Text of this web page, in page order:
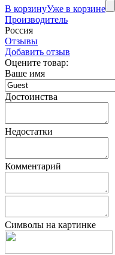
В корзинуУже в корзине
Производитель
Россия
Отзывы
Добавить отзыв
Оцените товар:
Ваше имя
Достоинства
Недостатки
Комментарий
Символы на картинке